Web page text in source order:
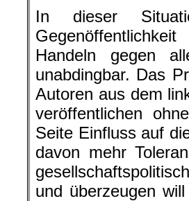
In dieser
Handeln gegen
unabdingbar. Das
Autoren aus dem
veröffentlichen
Seite Einfluss auf
davon mehr
und überzeugen